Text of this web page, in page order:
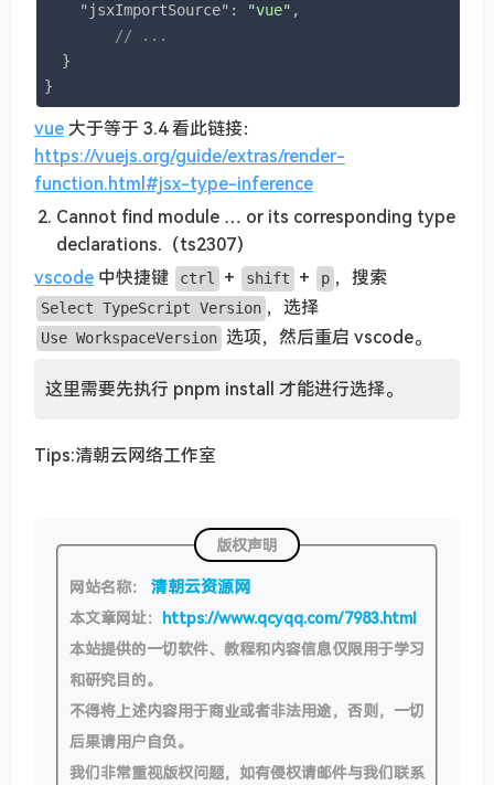
"jsxImportSource" : "vue" ,
// ...
  }
}
vue 大于等于 3.4 看此链接：
https://vuejs.org/guide/extras/render-
function.html#jsx-type-inference
Cannot find module … or its corresponding type
declarations.（ts2307）
vscode 中快捷键 ctrl + shift + p ，搜索
Select TypeScript Version ，选择
Use WorkspaceVersion 选项，然后重启 vscode。
这里需要先执行 pnpm install 才能进行选择。
Tips:清朝云网络工作室
版权声明
网站名称： 清朝云资源网
本文章网址： https://www.qcyqq.com/7983.html
本站提供的一切软件、教程和内容信息仅限用于学习
和研究目的。
不得将上述内容用于商业或者非法用途，否则，一切
后果请用户自负。
我们非常重视版权问题，如有侵权请邮件与我们联系